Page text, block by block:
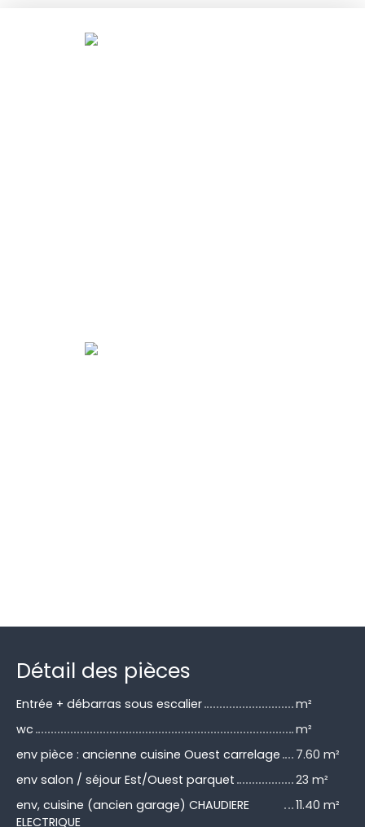
Détail des pièces
Entrée + débarras sous escalier
m²
wc
m²
env pièce : ancienne cuisine Ouest carrelage
7.60 m²
env salon / séjour Est/Ouest parquet
23 m²
env, cuisine (ancien garage) CHAUDIERE
ELECTRIQUE
11.40 m²